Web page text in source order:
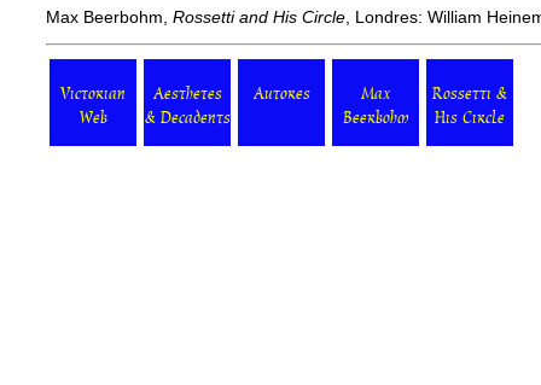
Max Beerbohm, Rossetti and His Circle , Londres: William
Victorian
Web
Aesthetes
& Decadents
Autores
Max
Beerbohm
Rossetti &
His Circle